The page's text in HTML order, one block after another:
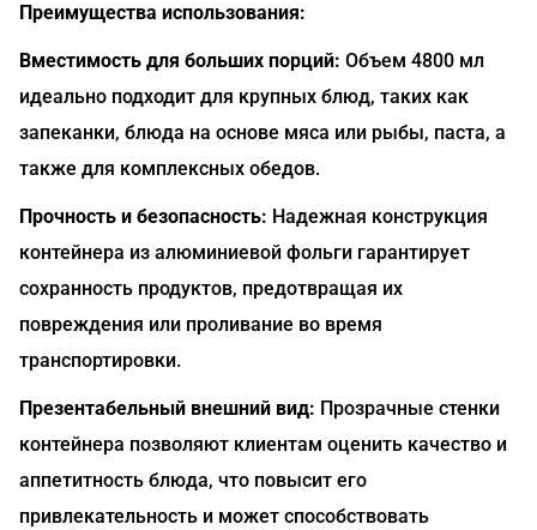
Преимущества использования:
Вместимость для больших порций: Объем 4800 мл
идеально подходит для крупных блюд, таких как
запеканки, блюда на основе мяса или рыбы, паста, а
также для комплексных обедов.
Прочность и безопасность: Надежная конструкция
контейнера из алюминиевой фольги гарантирует
сохранность продуктов, предотвращая их
повреждения или проливание во время
транспортировки.
Презентабельный внешний вид: Прозрачные стенки
контейнера позволяют клиентам оценить качество и
аппетитность блюда, что повысит его
привлекательность и может способствовать